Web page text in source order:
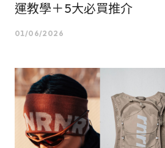
運教學＋5大必買推介
01/06/2026